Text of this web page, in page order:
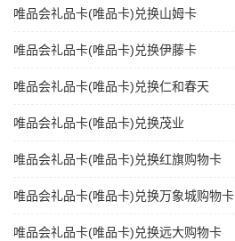
唯品会礼品卡(唯品卡)兑换山姆卡
唯品会礼品卡(唯品卡)兑换伊藤卡
唯品会礼品卡(唯品卡)兑换仁和春天
唯品会礼品卡(唯品卡)兑换茂业
唯品会礼品卡(唯品卡)兑换红旗购物卡
唯品会礼品卡(唯品卡)兑换万象城购物卡
唯品会礼品卡(唯品卡)兑换远大购物卡